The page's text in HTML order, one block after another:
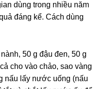
dùng trong nhiều năm
đáng kể. Cách dùng
50 g đậu đen, 50 g
cho vào chảo, sao vàng
nấu lấy nước uống (nấu